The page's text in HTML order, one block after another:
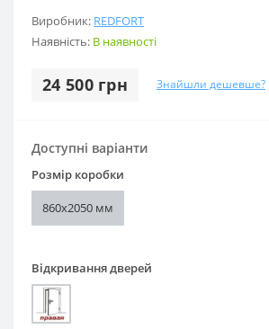
Виробник: REDFORT
Наявність: В наявності
24 500 грн Знайшли дешевше?
Доступні варіанти
Розмір коробки
860х2050 мм
Відкривання дверей